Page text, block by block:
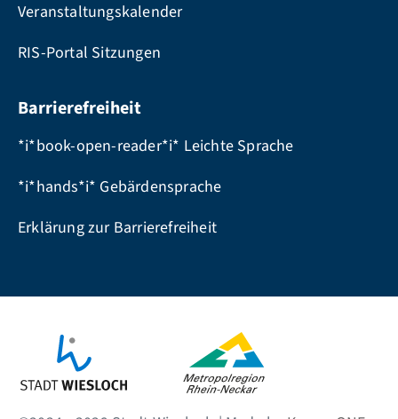
Veranstaltungskalender
RIS-Portal Sitzungen
Barrierefreiheit
*i*book-open-reader*i* Leichte Sprache
*i*hands*i* Gebärdensprache
Erklärung zur Barrierefreiheit